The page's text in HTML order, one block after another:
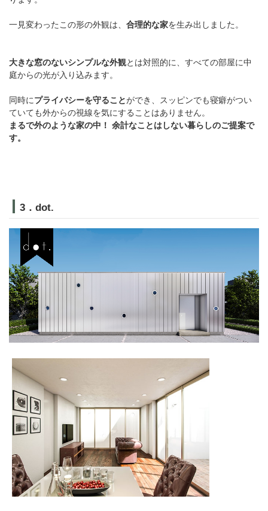
一見変わったこの形の外観は、 合理的な家を生み出しました。
大きな窓のないシンプルな外観とは対照的に、すべての部屋に中
庭からの光が入り込みます。
同時にプライバシーを守ることができ、スッピンでも寝癖がつい
ていても外からの視線を気にすることはありません。
まるで外のような家の中！ 余計なことはしない暮らしのご提案で
す。
3．dot.